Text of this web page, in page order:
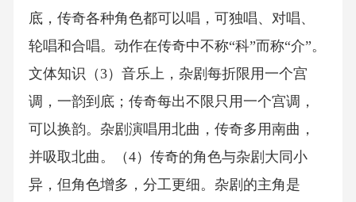
底，传奇各种角色都可以唱，可独唱、对唱、
轮唱和合唱。动作在传奇中不称“科”而称“介”。
文体知识（3）音乐上，杂剧每折限用一个宫
调，一韵到底；传奇每出不限只用一个宫调，
可以换韵。杂剧演唱用北曲，传奇多用南曲，
并吸取北曲。（4）传奇的角色与杂剧大同小
异，但角色增多，分工更细。杂剧的主角是